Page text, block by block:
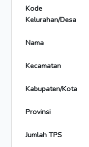
Kode
Kelurahan/Desa
Nama
Kecamatan
Kabupaten/Kota
Provinsi
Jumlah TPS